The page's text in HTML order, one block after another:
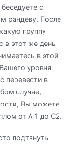
с
рандеву. После
группу
в этот же день
в этой
уровня
перевести в
случае,
Вы можете
от A 1 до С2.
подтянуть